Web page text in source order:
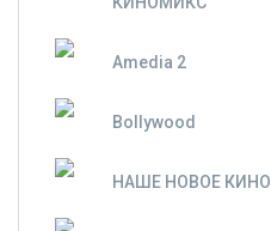
Amedia 2
Bollywood
НАШЕ НОВОЕ КИНО